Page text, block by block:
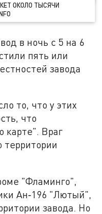
ОКОЛО ТЫСЯЧИ
в ночь с 5 на 6
пять или
завода
то, что у этих
что
карте". Враг
территории
"Фламинго",
Ан‑196 "Лютый",
завода. Но